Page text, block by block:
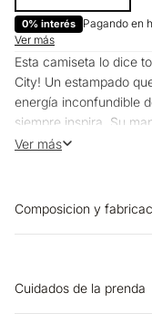
0% interés Pagando en
Ver más
Esta camiseta lo dice
City! Un estampado
energía inconfundible
siempre inspira. Su
comodidad y
Esprit, llevas más que
Ver más
Composicion y
Cuidados de la prenda